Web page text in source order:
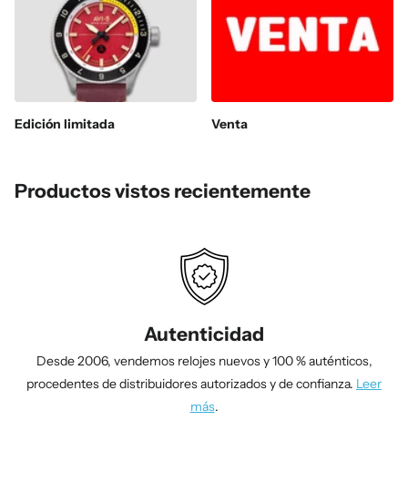
Edición limitada Venta
Productos vistos recientemente
Autenticidad
Desde 2006, vendemos relojes nuevos y 100 % auténticos,
procedentes de distribuidores autorizados y de confianza. Leer
más.